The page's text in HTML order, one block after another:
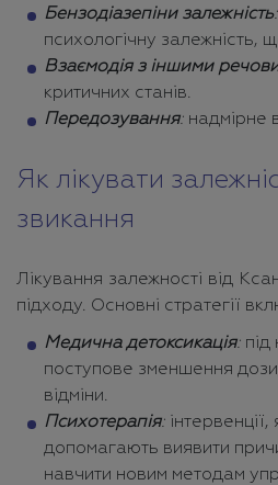
Бензодіазепіни залежність:
психологічну залежність,
Взаємодія з іншими
критичних станів.
Передозування: надмірне
Як лікувати
звикання
Лікування залежності від
підходу. Основні стратегії
Медична детоксикація:
поступове зменшення
відміни.
Психотерапія:
допомагають виявити
навчити новим методам